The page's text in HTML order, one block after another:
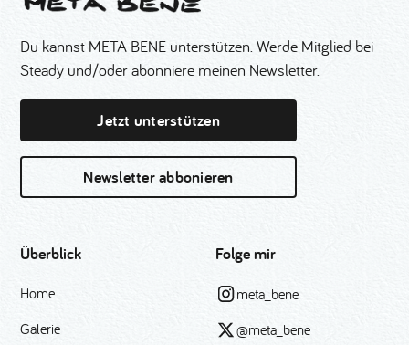
Du kannst META BENE unterstützen. Werde Mitglied bei
Steady und/oder abonniere meinen Newsletter.
Jetzt unterstützen
Newsletter abbonieren
Überblick
Home
Galerie
Folge mir
meta_bene
@meta_bene